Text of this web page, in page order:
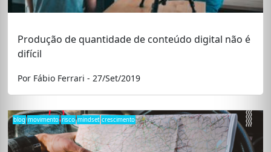
Produção de quantidade de conteúdo digital não é
difícil
Por Fábio Ferrari - 27/Set/2019
blog movimento risco mindset crescimento